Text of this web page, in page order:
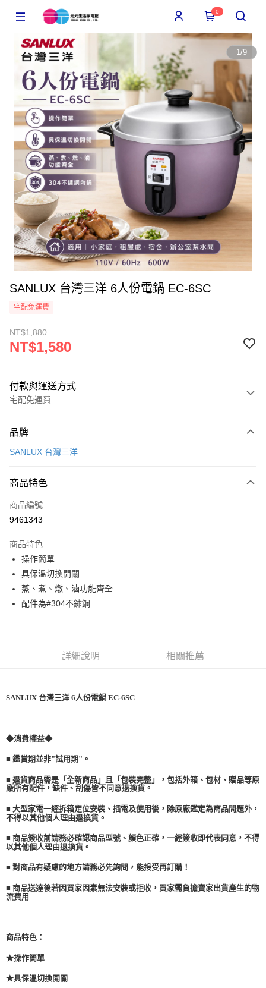
0
1/9
SANLUX 台灣三洋 6人份電鍋 EC-6SC
宅配免運費
NT$1,880
NT$1,580
付款與運送方式
宅配免運費
信用卡一次付款
3 期 0 利率 每期
合作金庫商業銀行
上海商業儲蓄銀行
臺灣中小企業銀行
匯豐（台灣）商業銀行
聯邦商業銀行
元大商業銀行
玉山商業銀行
LINE Pay
Apple Pay
街口支付
悠遊付
全盈+PAY
AFTEE先享後付是「在收到商品之後才付款」的支付方式。 讓您購物簡單
３．安心：先確認商品／服務後，再付款。
結帳頁面，進行簡訊認證並確認金額後，即可完成結帳。
３．收到繳費通知簡訊後14天內，點擊此簡訊中的連結，可透過四大超商／
※ 請注意：結帳手續完成當下不需立刻繳費，但若您需要取消訂單，請聯絡
購買商品的店家。未經商家同意取消之訂單仍視為有效，需透過AFTEE先享
※ 交易是否成功請以「AFTEE先享後付 」之結帳頁面顯示為準，若有關於
是否繳費成功／繳費後需取消欲退款等相關疑問，請聯繫「AFTEE先享後付
客戶支援中心」https://netprotections.freshdesk.com/support/home
１．透過由恩沛科技股份有限公司提供之「AFTEE先享後付」服務完成之交
權轉讓予恩沛科技股份有限公司。
２．關於個人資料處理事宜，請瀏覽以下網址：
任。
時審查核予不同之上限額度；若仍有額度不足之情形，本公司將視審查結果
請求用戶進行身份認證。
５．嚴禁一人註冊多個帳號或使用他人資訊註冊。若發現惡意使用之情形，
宅配
品牌
SANLUX 台灣三洋
商品特色
商品編號
9461343
商品特色
操作簡單
具保溫切換開關
蒸、煮、燉、滷功能齊全
配件為#304不鏽鋼
詳細說明 相關推薦
SANLUX 台灣三洋 6人份電鍋 EC-6SC
◆消費權益◆
■ 鑑賞期並非"試用期"。
■ 退貨商品需是「全新商品」且「包裝完整」，包括外箱、包材、贈品等原
廠所有配件，缺件、刮傷皆不同意退換貨。
■ 大型家電一經拆箱定位安裝、插電及使用後，除原廠鑑定為商品問題外，
不得以其他個人理由退換貨。
■ 商品簽收前請務必確認商品型號、顏色正確，一經簽收即代表同意，不得
以其他個人理由退換貨。
■ 對商品有疑慮的地方請務必先詢問，能接受再訂購！
■ 商品送達後若因買家因素無法安裝或拒收，買家需負擔賣家出貨產生的物
流費用
商品特色：
★操作簡單
★具保溫切換開關